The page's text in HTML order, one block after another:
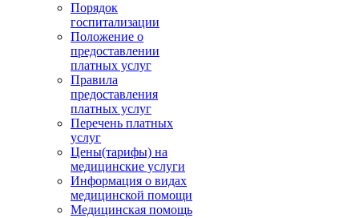
Порядок
госпитализации
Положение о
предоставлении
платных услуг
Правила
предоставления
платных услуг
Перечень платных
услуг
Цены(тарифы) на
медицинские услуги
Информация о видах
медицинской помощи
Медицинская помощь